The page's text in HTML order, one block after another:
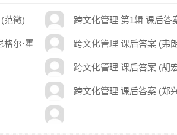
范徵) 跨文化管理 第1辑 课后答
尔·霍
跨文化管理 课后答案 (弗
跨文化管理 课后答案 (胡
跨文化管理 课后答案 (郑